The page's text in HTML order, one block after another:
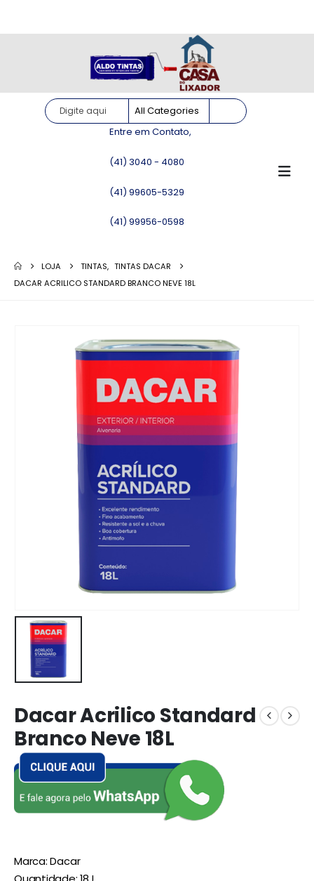
Entre em Contato,
(41) 3040 - 4080
(41) 99605-5329
(41) 99956-0598
LOJA TINTAS, TINTAS DACAR
DACAR ACRILICO STANDARD BRANCO NEVE 18L
Dacar Acrilico Standard
Branco Neve 18L
Marca: Dacar